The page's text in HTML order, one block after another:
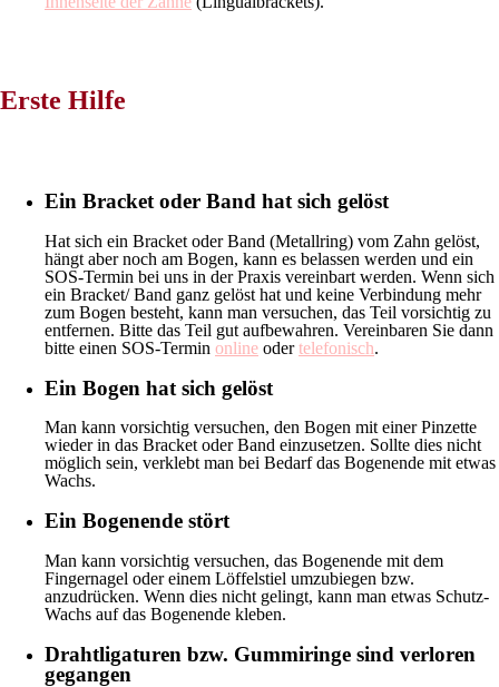
Erste Hilfe
Ein Bracket oder Band hat sich gelöst
Hat sich ein Bracket oder Band (Metallring) vom Zahn gelöst,
hängt aber noch am Bogen, kann es belassen werden und ein
SOS-Termin bei uns in der Praxis vereinbart werden. Wenn sich
ein Bracket/ Band ganz gelöst hat und keine Verbindung mehr
zum Bogen besteht, kann man versuchen, das Teil vorsichtig zu
entfernen. Bitte das Teil gut aufbewahren. Vereinbaren Sie dann
bitte einen SOS-Termin online odertelefonisch.
Ein Bogen hat sich gelöst
Man kann vorsichtig versuchen, den Bogen mit einer Pinzette
wieder in das Bracket oder Band einzusetzen. Sollte dies nicht
möglich sein, verklebt man bei Bedarf das Bogenende mit etwas
Wachs.
Ein Bogenende stört
Man kann vorsichtig versuchen, das Bogenende mit dem
Fingernagel oder einem Löffelstiel umzubiegen bzw.
anzudrücken. Wenn dies nicht gelingt, kann man etwas Schutz-
Wachs auf das Bogenende kleben.
Drahtligaturen bzw. Gummiringe sind verloren
gegangen